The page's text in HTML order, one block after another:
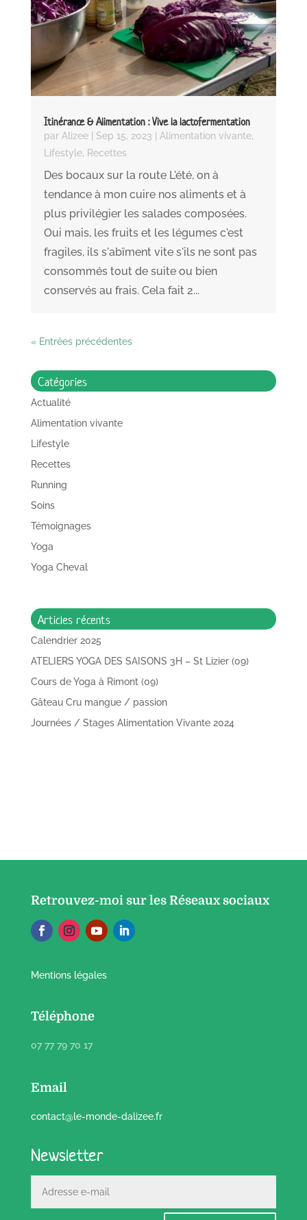
Itinérance & Alimentation : Vive la lactofermentation
par Alizee| Sep 15, 2023 Alimentation vivante,
Lifestyle, Recettes
Des bocaux sur la route L'été, on à
tendance à mon cuire nos aliments et à
plus privilégier les salades composées.
Oui mais, les fruits et les légumes c'est
fragiles, ils s'abîment vite s'ils ne sont pas
consommés tout de suite ou bien
conservés au frais. Cela fait 2...
« Entrées précédentes
Catégories
Actualité
Alimentation vivante
Lifestyle
Recettes
Running
Soins
Témoignages
Yoga
Yoga Cheval
Articles récents
Calendrier 2025
ATELIERS YOGA DES SAISONS 3H – St Lizier (09)
Cours de Yoga à Rimont (09)
Gâteau Cru mangue / passion
Journées / Stages Alimentation Vivante 2024
Retrouvez-moi sur les Réseaux sociaux
Mentions légales
Téléphone
07 77 79 70 17
Email
contact@le-monde-dalizee.fr
Newsletter